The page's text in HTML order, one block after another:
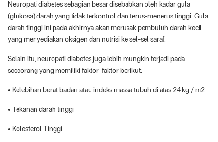
Neuropati diabetes sebagian besar disebabkan oleh kadar gula
(glukosa) darah yang tidak terkontrol dan terus-menerus tinggi. Gula
darah tinggi ini pada akhirnya akan merusak pembuluh darah kecil
yang menyediakan oksigen dan nutrisi ke sel-sel saraf.
Selain itu, neuropati diabetes juga lebih mungkin terjadi pada
seseorang yang memiliki faktor-faktor berikut:
• Kelebihan berat badan atau indeks massa tubuh di atas 24 kg / m2
• Tekanan darah tinggi
• Kolesterol Tinggi